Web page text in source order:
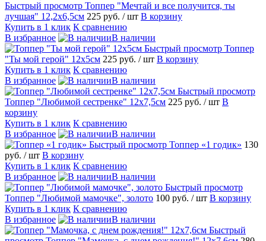
Быстрый просмотр Топпер "Мечтай и все получится, ты
лучшая" 12,2х6,5см 225 руб. / шт В корзину
Купить в 1 клик К сравнению
В избранное
В наличии
Быстрый просмотр Топпер
"Ты мой герой" 12х5см 225 руб. / шт В корзину
Купить в 1 клик К сравнению
В избранное
В наличии
Быстрый просмотр
Топпер "Любимой сестренке" 12х7,5см 225 руб. / шт В
корзину
Купить в 1 клик К сравнению
В избранное
В наличии
Быстрый просмотр Топпер «1 годик» 130
руб. / шт В корзину
Купить в 1 клик К сравнению
В избранное
В наличии
Быстрый просмотр
Топпер "Любимой мамочке", золото 100 руб. / шт В корзину
Купить в 1 клик К сравнению
В избранное
В наличии
Быстрый